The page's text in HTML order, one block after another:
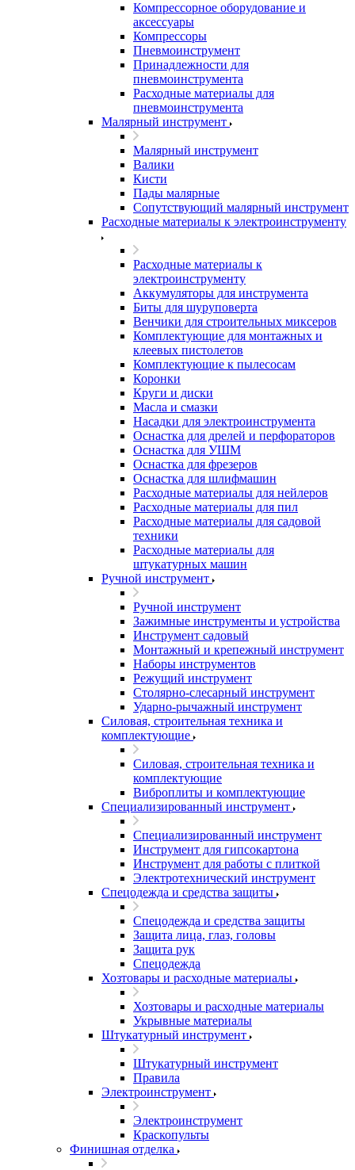
Компрессорное оборудование и
аксессуары
Компрессоры
Пневмоинструмент
Принадлежности для
пневмоинструмента
Расходные материалы для
пневмоинструмента
Малярный инструмент
Малярный инструмент
Валики
Кисти
Пады малярные
Сопутствующий малярный инструмент
Расходные материалы к электроинструменту
Расходные материалы к
электроинструменту
Аккумуляторы для инструмента
Биты для шуруповерта
Венчики для строительных миксеров
Комплектующие для монтажных и
клеевых пистолетов
Комплектующие к пылесосам
Коронки
Круги и диски
Масла и смазки
Насадки для электроинструмента
Оснастка для дрелей и перфораторов
Оснастка для УШМ
Оснастка для фрезеров
Оснастка для шлифмашин
Расходные материалы для нейлеров
Расходные материалы для пил
Расходные материалы для садовой
техники
Расходные материалы для
штукатурных машин
Ручной инструмент
Ручной инструмент
Зажимные инструменты и устройства
Инструмент садовый
Монтажный и крепежный инструмент
Наборы инструментов
Режущий инструмент
Столярно-слесарный инструмент
Ударно-рычажный инструмент
Силовая, строительная техника и
комплектующие
Силовая, строительная техника и
комплектующие
Виброплиты и комплектующие
Специализированный инструмент
Специализированный инструмент
Инструмент для гипсокартона
Инструмент для работы с плиткой
Электротехнический инструмент
Спецодежда и средства защиты
Спецодежда и средства защиты
Защита лица, глаз, головы
Защита рук
Спецодежда
Хозтовары и расходные материалы
Хозтовары и расходные материалы
Укрывные материалы
Штукатурный инструмент
Штукатурный инструмент
Правила
Электроинструмент
Электроинструмент
Краскопульты
Финишная отделка